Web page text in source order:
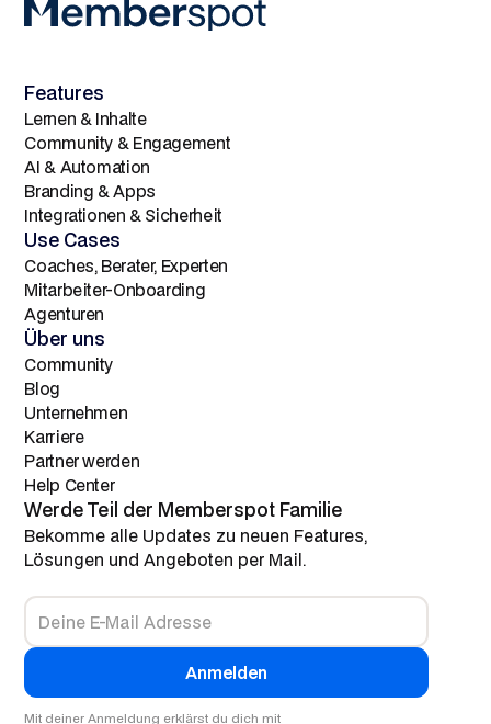
Features
Lernen & Inhalte
Community & Engagement
AI & Automation
Branding & Apps
Integrationen & Sicherheit
Use Cases
Coaches, Berater, Experten
Mitarbeiter-Onboarding
Agenturen
Über uns
Community
Blog
Unternehmen
Karriere
Partner werden
Help Center
Werde Teil der Memberspot Familie
Bekomme alle Updates zu neuen Features,
Lösungen und Angeboten per Mail.
Mit deiner Anmeldung erklärst du dich mit